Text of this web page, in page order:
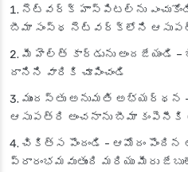
నెట్‌వర్క్ హాస్పిటల్‌ను
బీమా సంస్థ నెట్‌వర్క్‌లోని
మీ హెల్త్ కార్డును అందజేయండి
దానిని వారికి చూపించండి
ముందస్తు అనుమతి అభ్యర్థన
ఆసుపత్రి అంచనాను బీమా కంపెనీకి
చికిత్స పొందండి - ఆమోదం
ప్రారంభమవుతుంది మరియు మీరు